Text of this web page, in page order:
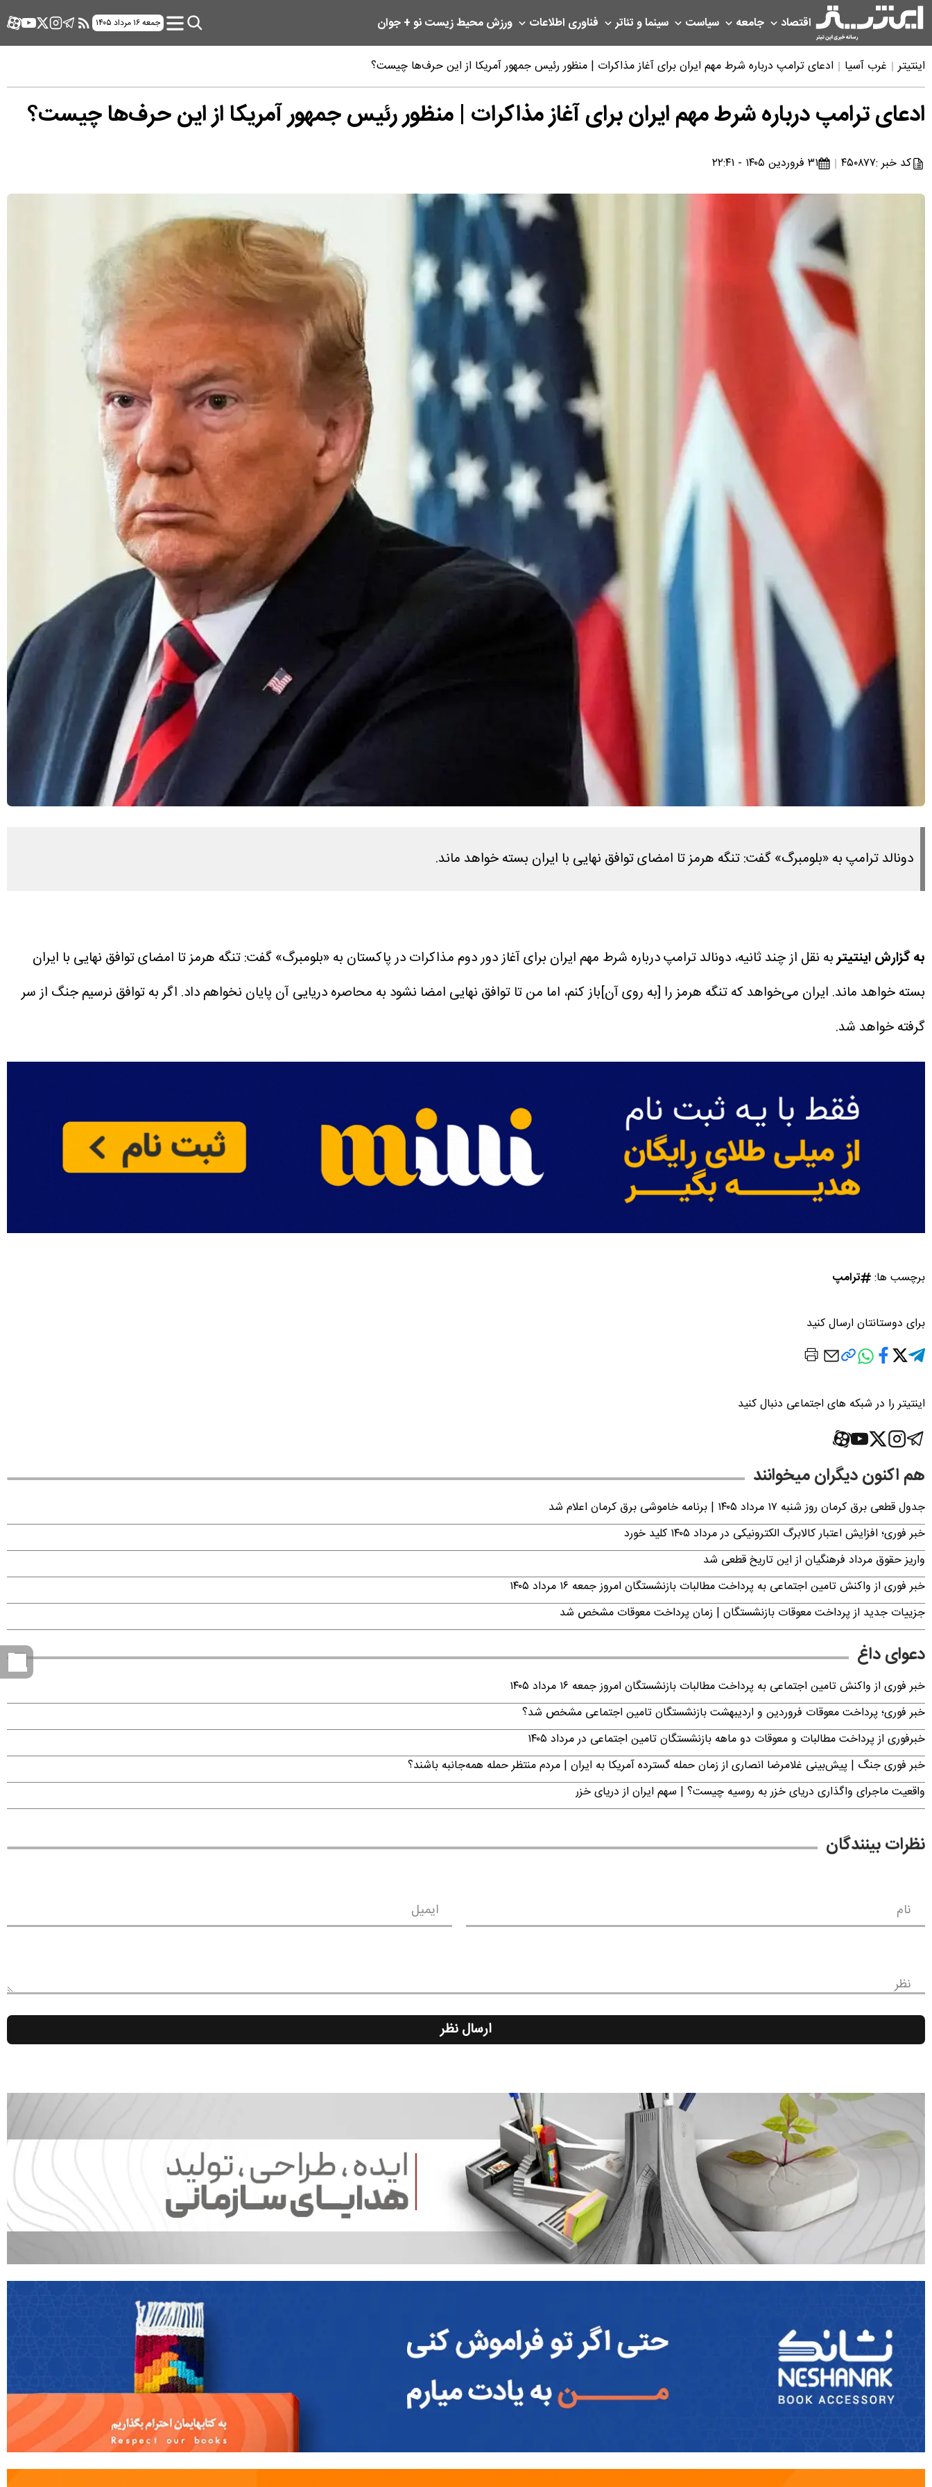
اقتصاد جامعه سیاست سینما و تئاتر فناوری اطلاعات ورزشمحیط زیستنو + جوان جمعه ۱۶ مرداد ۱۴۰۵
اینتیتر غرب آسیا ادعای ترامپ درباره شرط مهم ایران برای آغاز مذاکرات | منظور رئیس جمهور آمریکا از این حرف‌ها چیست؟
ادعای ترامپ درباره شرط مهم ایران برای آغاز مذاکرات | منظور رئیس جمهور آمریکا از این حرف‌ها چیست؟
کد خبر :۴۵۰۸۷۷ ۳۱ فروردین ۱۴۰۵ - ۲۲:۴۱
دونالد ترامپ به «بلومبرگ» گفت: تنگه هرمز تا امضای توافق نهایی با ایران بسته خواهد ماند.
به گزارش اینتیتربه نقل از چند ثانیه، دونالد ترامپ درباره شرط مهم ایران برای آغاز دور دوم مذاکرات در پاکستان به «بلومبرگ» گفت: تنگه هرمز تا امضای توافق نهایی با ایران
بسته خواهد ماند. ایران می‌خواهد که تنگه هرمز را [به روی آن]باز کنم، اما من تا توافق نهایی امضا نشود به محاصره دریایی آن پایان نخواهم داد. اگر به توافق نرسیم جنگ از سر
گرفته خواهد شد.
برچسب ها: ترامپ
برای دوستانتان ارسال کنید
اینتیتر را در شبکه های اجتماعی دنبال کنید
هم اکنون دیگران میخوانند
جدول قطعی برق کرمان روز شنبه ۱۷ مرداد ۱۴۰۵ | برنامه خاموشی برق کرمان اعلام شد
خبر فوری؛ افزایش اعتبار کالابرگ الکترونیکی در مرداد ۱۴۰۵ کلید خورد
واریز حقوق مرداد فرهنگیان از این تاریخ قطعی شد
خبر فوری از واکنش تامین اجتماعی به پرداخت مطالبات بازنشستگان امروز جمعه ۱۶ مرداد ۱۴۰۵
جزییات جدید از پرداخت معوقات بازنشستگان | زمان پرداخت معوقات مشخص شد
دعوای داغ
خبر فوری از واکنش تامین اجتماعی به پرداخت مطالبات بازنشستگان امروز جمعه ۱۶ مرداد ۱۴۰۵
خبر فوری؛ پرداخت معوقات فروردین و اردیبهشت بازنشستگان تامین اجتماعی مشخص شد؟
خبرفوری از پرداخت مطالبات و معوقات دو ماهه بازنشستگان تامین اجتماعی در مرداد ۱۴۰۵
خبر فوری جنگ | پیش‌بینی غلامرضا انصاری از زمان حمله گسترده آمریکا به ایران | مردم منتظر حمله همه‌جانبه باشند؟
واقعیت ماجرای واگذاری دریای خزر به روسیه چیست؟ | سهم ایران از دریای خزر
نظرات بینندگان
نام ایمیل
نظر
ارسال نظر